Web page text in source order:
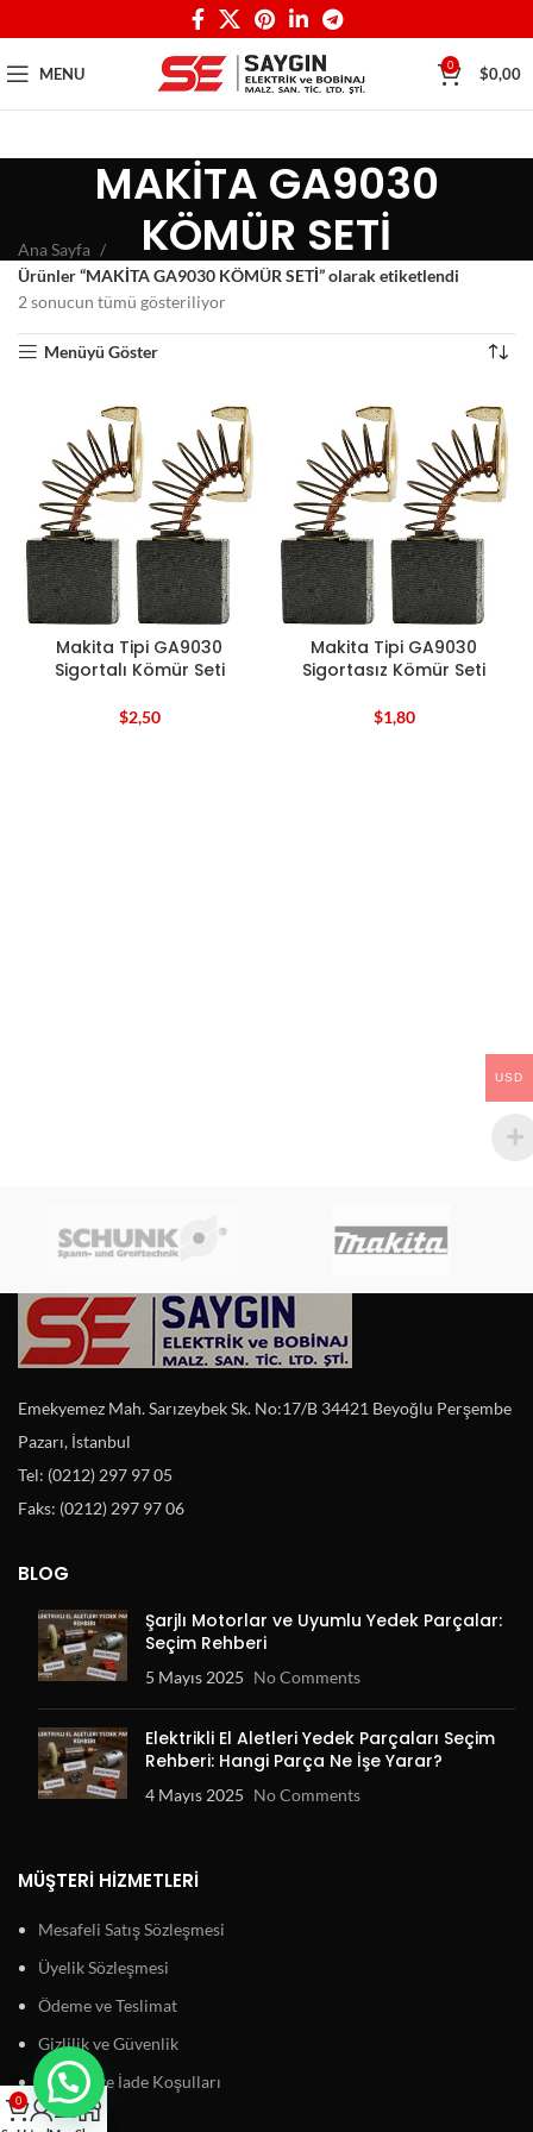
MENU 0 $0,00
MAKİTA GA9030
KÖMÜR SETİ
Ana Sayfa
Ürünler “MAKİTA GA9030 KÖMÜR SETİ” olarak etiketlendi
2 sonucun tümü gösteriliyor
Menüyü Göster
Makita Tipi GA9030
Sigortalı Kömür Seti
$2,50
Makita Tipi GA9030
Sigortasız Kömür Seti
$1,80
Emekyemez Mah. Sarızeybek Sk. No:17/B 34421 Beyoğlu Perşembe
Pazarı, İstanbul
Tel: (0212) 297 97 05
Faks: (0212) 297 97 06
BLOG
Şarjlı Motorlar ve Uyumlu Yedek Parçalar:
Seçim Rehberi
5 Mayıs 2025 No Comments
Elektrikli El Aletleri Yedek Parçaları Seçim
Rehberi: Hangi Parça Ne İşe Yarar?
4 Mayıs 2025 No Comments
MÜŞTERI HIZMETLERI
Mesafeli Satış Sözleşmesi
Üyelik Sözleşmesi
Ödeme ve Teslimat
Gizlilik ve Güvenlik
Garanti ve İade Koşulları
USD
0